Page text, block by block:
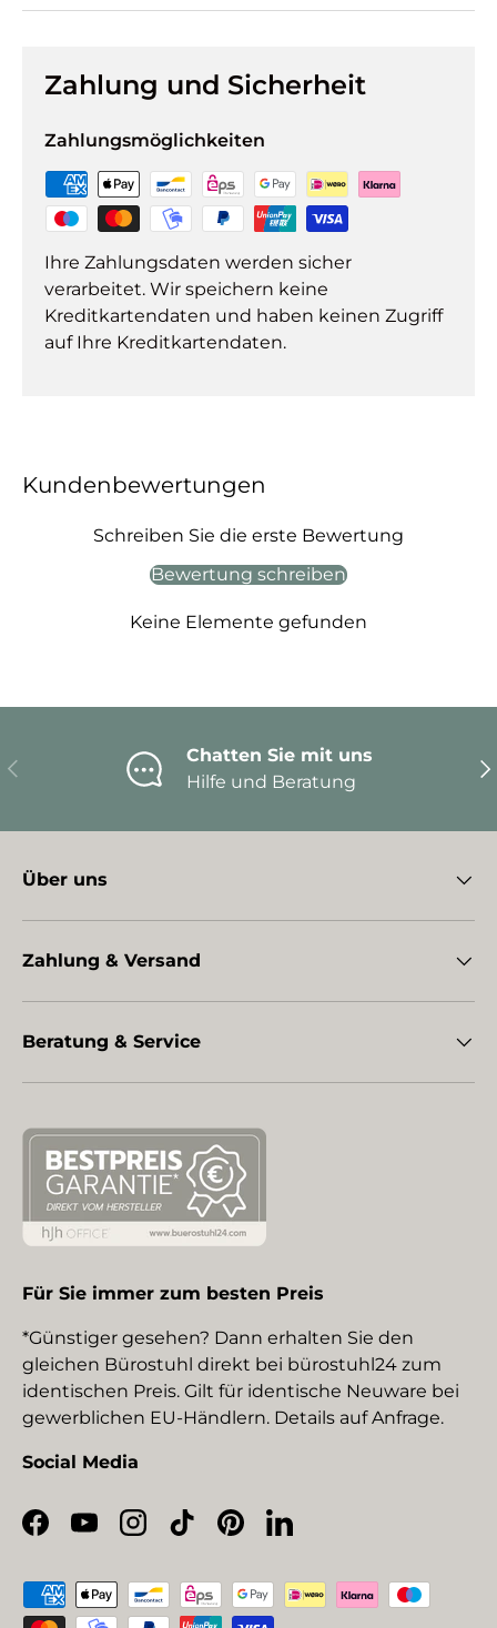
Zahlung und Sicherheit
Zahlungsmöglichkeiten
Ihre Zahlungsdaten werden sicher
verarbeitet. Wir speichern keine
Kreditkartendaten und haben keinen Zugriff
auf Ihre Kreditkartendaten.
Kundenbewertungen
Schreiben Sie die erste Bewertung
Bewertung schreiben
Keine Elemente gefunden
Vorherige
Chatten Sie mit uns
Hilfe und Beratung
Über uns
Zahlung & Versand
Beratung & Service
Für Sie immer zum besten Preis
*Günstiger gesehen? Dann erhalten Sie den
gleichen Bürostuhl direkt bei bürostuhl24 zum
identischen Preis. Gilt für identische Neuware bei
gewerblichen EU-Händlern. Details auf Anfrage.
Social Media
Facebook
YouTubeInstagram
TikTokPinterestLinkedIn
Zahlungsmethoden